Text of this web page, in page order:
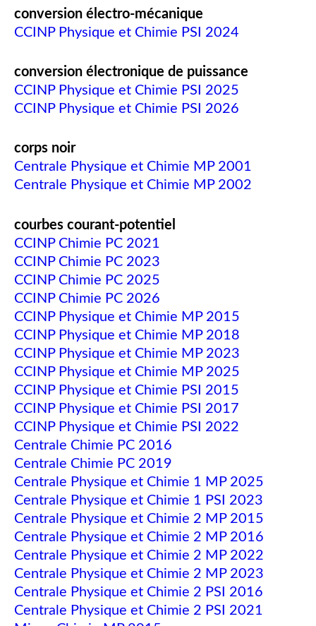
conversion électro-mécanique
CCINP Physique et Chimie PSI 2024
conversion électronique de puissance
CCINP Physique et Chimie PSI 2025
CCINP Physique et Chimie PSI 2026
corps noir
Centrale Physique et Chimie MP 2001
Centrale Physique et Chimie MP 2002
courbes courant-potentiel
CCINP Chimie PC 2021
CCINP Chimie PC 2023
CCINP Chimie PC 2025
CCINP Chimie PC 2026
CCINP Physique et Chimie MP 2015
CCINP Physique et Chimie MP 2018
CCINP Physique et Chimie MP 2023
CCINP Physique et Chimie MP 2025
CCINP Physique et Chimie PSI 2015
CCINP Physique et Chimie PSI 2017
CCINP Physique et Chimie PSI 2022
Centrale Chimie PC 2016
Centrale Chimie PC 2019
Centrale Physique et Chimie 1 MP 2025
Centrale Physique et Chimie 1 PSI 2023
Centrale Physique et Chimie 2 MP 2015
Centrale Physique et Chimie 2 MP 2016
Centrale Physique et Chimie 2 MP 2022
Centrale Physique et Chimie 2 MP 2023
Centrale Physique et Chimie 2 PSI 2016
Centrale Physique et Chimie 2 PSI 2021